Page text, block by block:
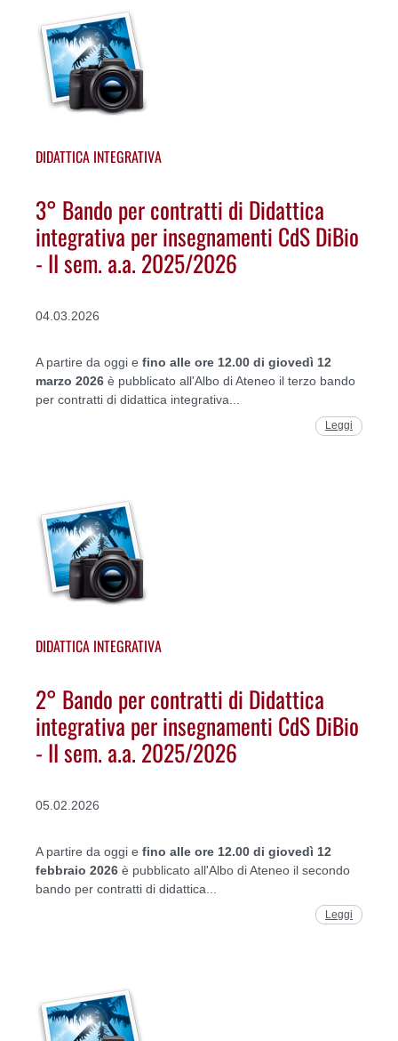
DIDATTICA INTEGRATIVA
3° Bando per contratti di Didattica
integrativa per insegnamenti CdS DiBio
- II sem. a.a. 2025/2026
04.03.2026
A partire da oggi e fino alle ore 12.00 di giovedì 12
marzo 2026 è pubblicato all'Albo di Ateneo il terzo bando
per contratti di didattica integrativa...
Leggi
DIDATTICA INTEGRATIVA
2° Bando per contratti di Didattica
integrativa per insegnamenti CdS DiBio
- II sem. a.a. 2025/2026
05.02.2026
A partire da oggi e fino alle ore 12.00 di giovedì 12
febbraio 2026 è pubblicato all'Albo di Ateneo il secondo
bando per contratti di didattica...
Leggi